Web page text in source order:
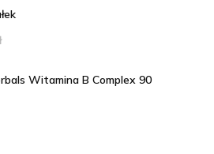
Witamina B Complex 90